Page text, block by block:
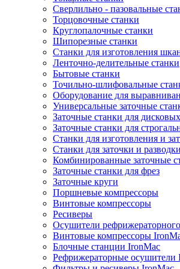
Сверлильно - пазовальные
Торцовочные станки
Круглопалочные станки
Шипорезные станки
Станки для изготовления
Ленточно-делительные станки
Бытовые станки
Точильно-шлифовальные
Оборудование для
Универсальные заточные
Заточные станки для
Заточные станки для
Станки для изготовления и
Станки для заточки и
Комбинированные заточные
Заточные станки для фрез
Заточные круги
Поршневые компрессоры
Винтовые компрессоры
Ресиверы
Осушители
Винтовые компрессоры
Блочные станции IronMac
Рефрижераторные осушители